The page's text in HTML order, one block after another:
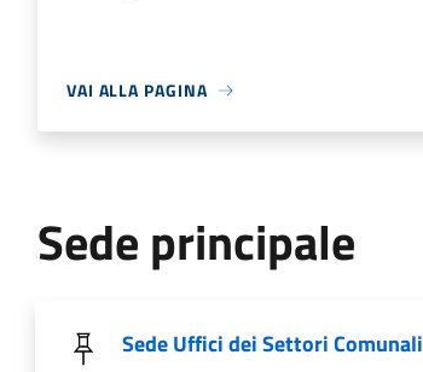
VAI ALLA PAGINA
Sede principale
Sede Uffici dei Settori Comunali